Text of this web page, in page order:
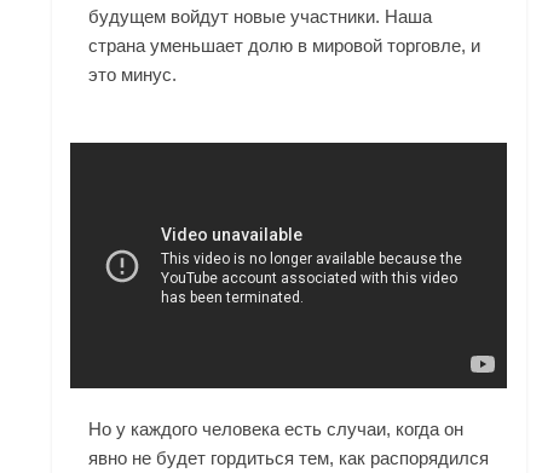
будущем войдут новые участники. Наша
страна уменьшает долю в мировой торговле, и
это минус.
Но у каждого человека есть случаи, когда он
явно не будет гордиться тем, как распорядился